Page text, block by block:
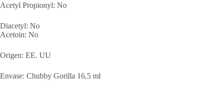
Acetyl Propionyl: No
Diacetyl: No
Acetoin: No
Origen: EE. UU
Envase: Chubby Gorilla 16,5 ml